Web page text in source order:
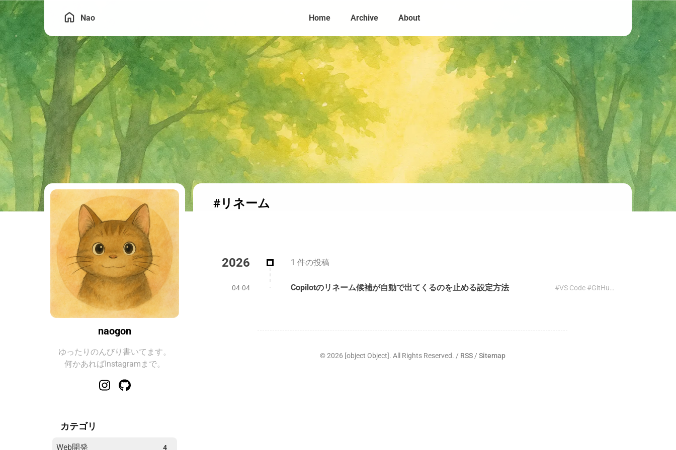
Nao Home Archive About
naogon
ゆったりのんびり書いてます。
何かあればInstagramまで。
カテゴリ
Web開発 4
#リネーム
2026 1 件の投稿
04-04 Copilotのリネーム候補が自動で出てくるのを止める設定方法 #VS Code #GitHub Copilot #リネーム #設定
©2026 [object Object]. All Rights Reserved. / RSS/ Sitemap